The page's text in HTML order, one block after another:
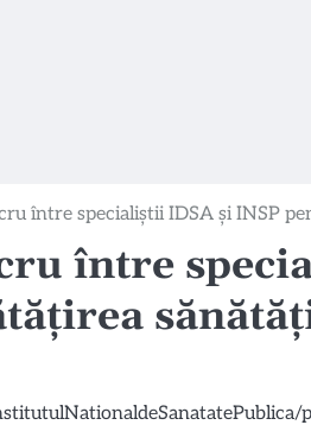
între specialiștii IDSA și INSP
între